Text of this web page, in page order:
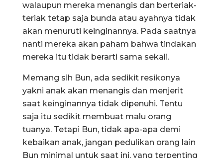
walaupun mereka menangis dan berteriak-
teriak tetap saja bunda atau ayahnya tidak
akan menuruti keinginannya. Pada saatnya
nanti mereka akan paham bahwa tindakan
mereka itu tidak berarti sama sekali.
Memang sih Bun, ada sedikit resikonya
yakni anak akan menangis dan menjerit
saat keinginannya tidak dipenuhi. Tentu
saja itu sedikit membuat malu orang
tuanya. Tetapi Bun, tidak apa-apa demi
kebaikan anak, jangan pedulikan orang lain
Bun minimal untuk saat ini, yang terpenting